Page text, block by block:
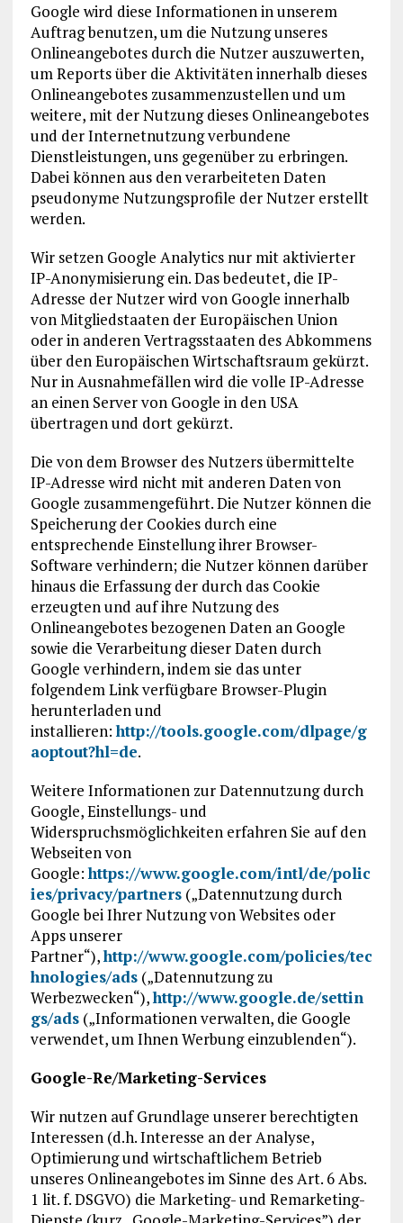
Google wird diese Informationen in unserem
Auftrag benutzen, um die Nutzung unseres
Onlineangebotes durch die Nutzer auszuwerten,
um Reports über die Aktivitäten innerhalb dieses
Onlineangebotes zusammenzustellen und um
weitere, mit der Nutzung dieses Onlineangebotes
und der Internetnutzung verbundene
Dienstleistungen, uns gegenüber zu erbringen.
Dabei können aus den verarbeiteten Daten
pseudonyme Nutzungsprofile der Nutzer erstellt
werden.
Wir setzen Google Analytics nur mit aktivierter
IP-Anonymisierung ein. Das bedeutet, die IP-
Adresse der Nutzer wird von Google innerhalb
von Mitgliedstaaten der Europäischen Union
oder in anderen Vertragsstaaten des Abkommens
über den Europäischen Wirtschaftsraum gekürzt.
Nur in Ausnahmefällen wird die volle IP-Adresse
an einen Server von Google in den USA
übertragen und dort gekürzt.
Die von dem Browser des Nutzers übermittelte
IP-Adresse wird nicht mit anderen Daten von
Google zusammengeführt. Die Nutzer können die
Speicherung der Cookies durch eine
entsprechende Einstellung ihrer Browser-
Software verhindern; die Nutzer können darüber
hinaus die Erfassung der durch das Cookie
erzeugten und auf ihre Nutzung des
Onlineangebotes bezogenen Daten an Google
sowie die Verarbeitung dieser Daten durch
Google verhindern, indem sie das unter
folgendem Link verfügbare Browser-Plugin
herunterladen und
installieren:http://tools.google.com/dlpage/g
aoptout?hl=de.
Weitere Informationen zur Datennutzung durch
Google, Einstellungs- und
Widerspruchsmöglichkeiten erfahren Sie auf den
Webseiten von
Google:https://www.google.com/intl/de/polic
ies/privacy/partners(„Datennutzung durch
Google bei Ihrer Nutzung von Websites oder
Apps unserer
Partner“),http://www.google.com/policies/tec
hnologies/ads(„Datennutzung zu
Werbezwecken“),http://www.google.de/settin
gs/ads(„Informationen verwalten, die Google
verwendet, um Ihnen Werbung einzublenden“).
Google-Re/Marketing-Services
Wir nutzen auf Grundlage unserer berechtigten
Interessen (d.h. Interesse an der Analyse,
Optimierung und wirtschaftlichem Betrieb
unseres Onlineangebotes im Sinne des Art. 6 Abs.
1 lit. f. DSGVO) die Marketing- und Remarketing-